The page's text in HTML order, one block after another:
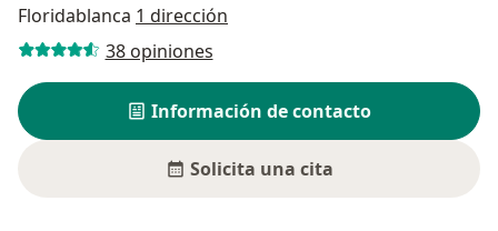
Floridablanca 1 dirección
38 opiniones
Información de contacto
Solicita una cita